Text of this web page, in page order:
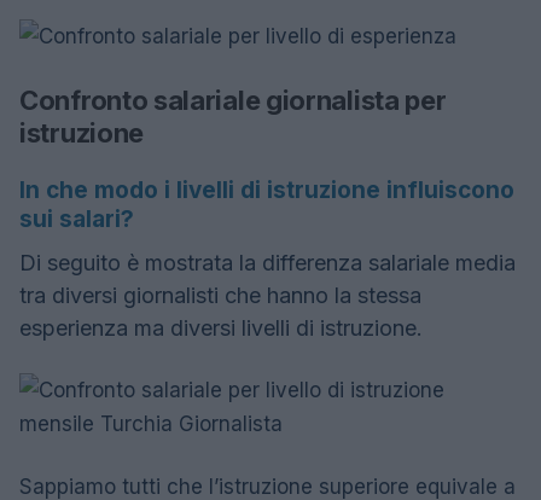
Confronto salariale giornalista per
istruzione
In che modo i livelli di istruzione influiscono
sui salari?
Di seguito è mostrata la differenza salariale media
tra diversi giornalisti che hanno la stessa
esperienza ma diversi livelli di istruzione.
Sappiamo tutti che l’istruzione superiore equivale a